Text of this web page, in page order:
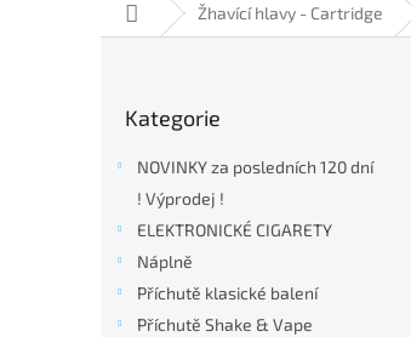
Domů Žhavící hlavy - Cartridge
kategorie
Kategorie
NOVINKY za posledních 120 dní
! Výprodej !
ELEKTRONICKÉ CIGARETY
Náplně
Příchutě klasické balení
Příchutě Shake & Vape